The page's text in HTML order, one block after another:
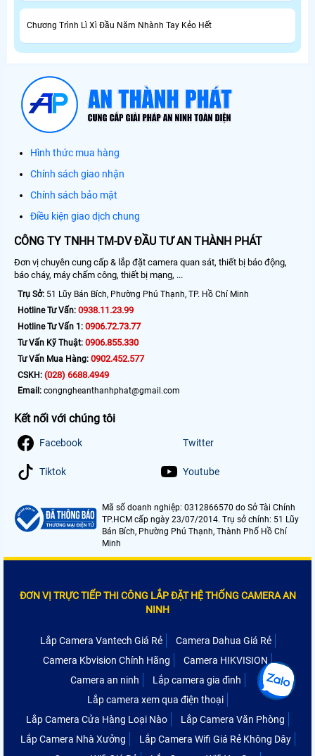
Chương Trình Lì Xì Đầu Năm Nhành Tay Kẻo Hết
Hình thức mua hàng
Chính sách giao nhận
Chính sách bảo mật
Điều kiện giao dịch chung
CÔNG TY TNHH TM-DV ĐẦU TƯ AN THÀNH PHÁT
Đơn vị chuyên cung cấp & lắp đặt camera quan sát, thiết bị báo động,
báo cháy, máy chấm công, thiết bị mạng, ...
Trụ Sở: 51 Lũy Bán Bích, Phường Phú Thạnh, TP. Hồ Chí Minh
Hotline Tư Vấn: 0938.11.23.99
Hotline Tư Vấn 1: 0906.72.73.77
Tư Vấn Kỹ Thuật: 0906.855.330
Tư Vấn Mua Hàng: 0902.452.577
CSKH: (028) 6688.4949
Email: congngheanthanhphat@gmail.com
Kết nối với chúng tôi
Facebook Twitter
Tiktok Youtube
Mã số doanh nghiệp: 0312866570 do Sở Tài Chính
TP.HCM cấp ngày 23/07/2014. Trụ sở chính: 51 Lũy
Bán Bích, Phường Phú Thạnh, Thành Phố Hồ Chí
Minh
ĐƠN VỊ TRỰC TIẾP THI CÔNG LẮP ĐẶT HỆ THỐNG CAMERA AN
NINH
Lắp Camera Vantech Giá Rẻ
Camera Dahua Giá Rẻ
Camera Kbvision Chính Hãng
Camera HIKVISION
Camera an ninh
Lắp camera gia đình
Lắp camera xem qua điện thoại
Lắp Camera Cửa Hàng Loại Nào
Lắp Camera Văn Phòng
Lắp Camera Nhà Xưởng
Lắp Camera Wifi Giá Rẻ Không Dây